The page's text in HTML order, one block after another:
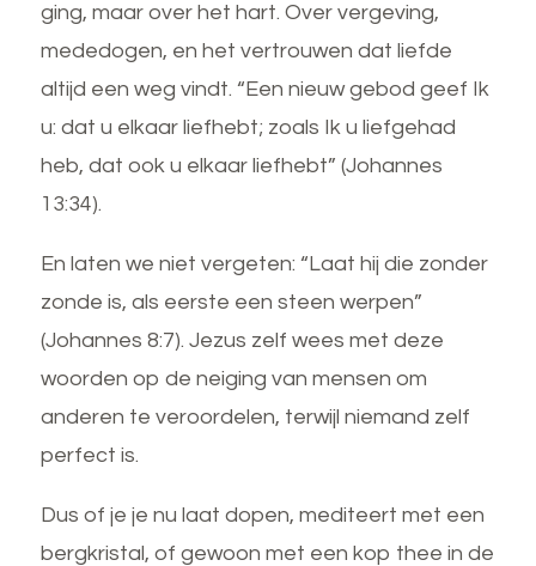
ging, maar over het hart. Over vergeving,
mededogen, en het vertrouwen dat liefde
altijd een weg vindt. “Een nieuw gebod geef Ik
u: dat u elkaar liefhebt; zoals Ik u liefgehad
heb, dat ook u elkaar liefhebt” (Johannes
13:34).
En laten we niet vergeten: “Laat hij die zonder
zonde is, als eerste een steen werpen”
(Johannes 8:7). Jezus zelf wees met deze
woorden op de neiging van mensen om
anderen te veroordelen, terwijl niemand zelf
perfect is.
Dus of je je nu laat dopen, mediteert met een
bergkristal, of gewoon met een kop thee in de